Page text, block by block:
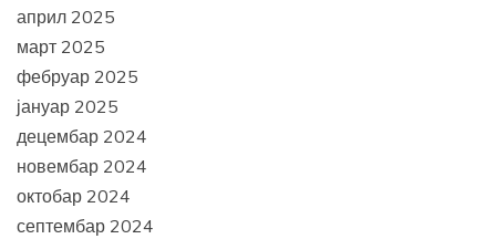
април 2025
март 2025
фебруар 2025
јануар 2025
децембар 2024
новембар 2024
октобар 2024
септембар 2024